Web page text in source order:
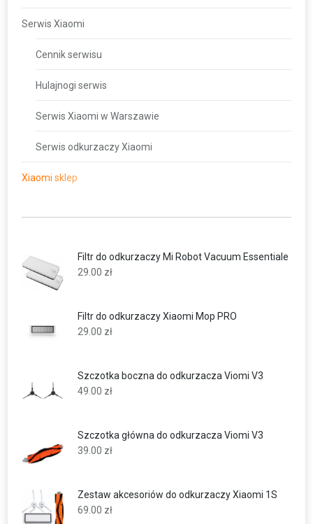
Serwis Xiaomi
Cennik serwisu
Hulajnogi serwis
Serwis Xiaomi w Warszawie
Serwis odkurzaczy Xiaomi
Xiaomi sklep
Filtr do odkurzaczy Mi Robot Vacuum Essentiale
29.00 zł
Filtr do odkurzaczy Xiaomi Mop PRO
29.00 zł
Szczotka boczna do odkurzacza Viomi V3
49.00 zł
Szczotka główna do odkurzacza Viomi V3
39.00 zł
Zestaw akcesoriów do odkurzaczy Xiaomi 1S
69.00 zł